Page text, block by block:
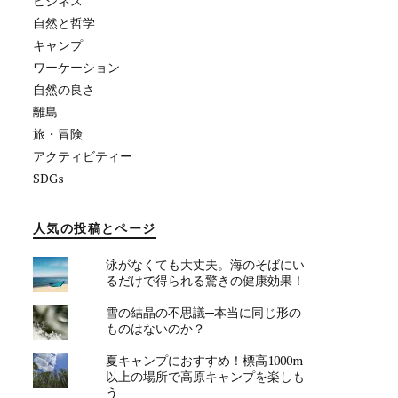
自然と哲学
キャンプ
ワーケーション
自然の良さ
離島
旅・冒険
アクティビティー
SDGs
人気の投稿とページ
泳がなくても大丈夫。海のそばにい
るだけで得られる驚きの健康効果！
雪の結晶の不思議─本当に同じ形の
ものはないのか？
夏キャンプにおすすめ！標高1000m
以上の場所で高原キャンプを楽しも
う